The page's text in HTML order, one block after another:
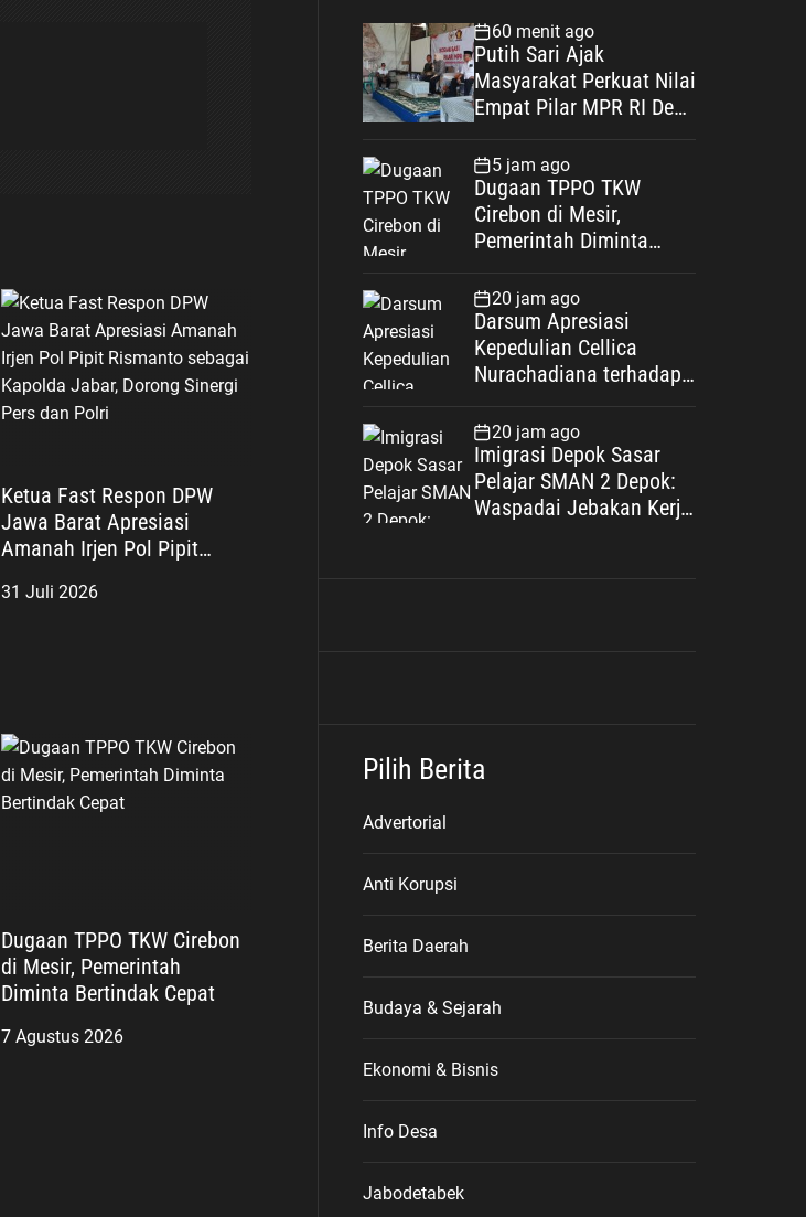
Ketua Fast Respon DPW
Jawa Barat Apresiasi
Amanah Irjen Pol Pipit
Jabar, Dorong Sinergi Pers
31 Juli 2026
Dugaan TPPO TKW Cirebon
di Mesir, Pemerintah
Diminta Bertindak Cepat
7 Agustus 2026
60 menit ago
Putih Sari Ajak
Masyarakat Perkuat Nilai
Empat Pilar MPR RI Demi
Mewujudkan Indonesia
Maju
5 jam ago
Dugaan TPPO TKW
Cirebon di Mesir,
Pemerintah Diminta
20 jam ago
Darsum Apresiasi
Kepedulian Cellica
Nurachadiana terhadap
Pengabdian yang Nyata
untuk Masyarakat
20 jam ago
Imigrasi Depok Sasar
Pelajar SMAN 2 Depok:
Waspadai Jebakan Kerja
Pilih Berita
Advertorial
Anti Korupsi
Berita Daerah
Budaya & Sejarah
Ekonomi & Bisnis
Info Desa
Jabodetabek